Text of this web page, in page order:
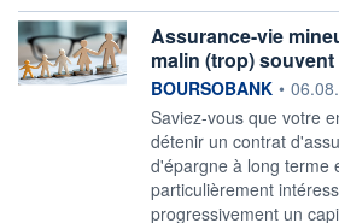
Assurance-vie
malin (trop)
information fournie par
BOURSOBANK •
Saviez-vous que votre
détenir un contrat
d'épargne à long terme
particulièrement
progressivement un